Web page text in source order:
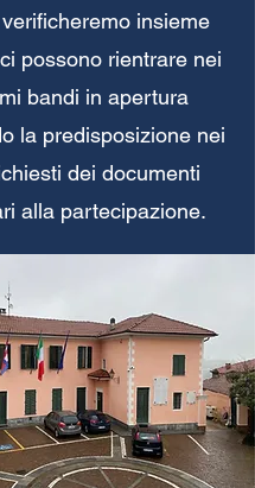
insieme
possono rientrare nei
bandi in apertura
la predisposizione nei
dei documenti
alla partecipazione.